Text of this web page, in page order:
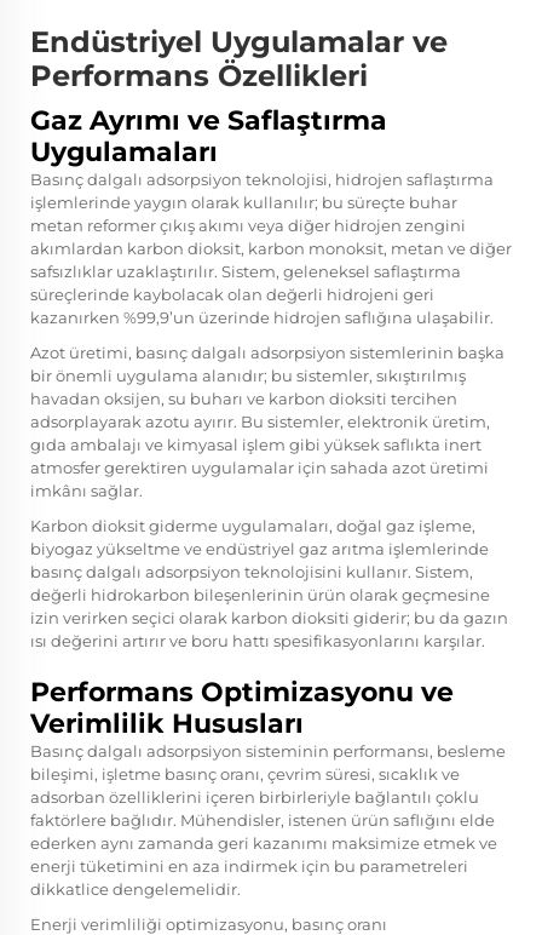
Endüstriyel Uygulamalar ve
Performans Özellikleri
Gaz Ayrımı ve Saflaştırma
Uygulamaları
Basınç dalgalı adsorpsiyon teknolojisi, hidrojen saflaştırma
işlemlerinde yaygın olarak kullanılır; bu süreçte buhar
metan reformer çıkış akımı veya diğer hidrojen zengini
akımlardan karbon dioksit, karbon monoksit, metan ve diğer
safsızlıklar uzaklaştırılır. Sistem, geleneksel saflaştırma
süreçlerinde kaybolacak olan değerli hidrojeni geri
kazanırken %99,9’un üzerinde hidrojen saflığına ulaşabilir.
Azot üretimi, basınç dalgalı adsorpsiyon sistemlerinin başka
bir önemli uygulama alanıdır; bu sistemler, sıkıştırılmış
havadan oksijen, su buharı ve karbon dioksiti tercihen
adsorplayarak azotu ayırır. Bu sistemler, elektronik üretim,
gıda ambalajı ve kimyasal işlem gibi yüksek saflıkta inert
atmosfer gerektiren uygulamalar için sahada azot üretimi
imkânı sağlar.
Karbon dioksit giderme uygulamaları, doğal gaz işleme,
biyogaz yükseltme ve endüstriyel gaz arıtma işlemlerinde
basınç dalgalı adsorpsiyon teknolojisini kullanır. Sistem,
değerli hidrokarbon bileşenlerinin ürün olarak geçmesine
izin verirken seçici olarak karbon dioksiti giderir; bu da gazın
ısı değerini artırır ve boru hattı spesifikasyonlarını karşılar.
Performans Optimizasyonu ve
Verimlilik Hususları
Basınç dalgalı adsorpsiyon sisteminin performansı, besleme
bileşimi, işletme basınç oranı, çevrim süresi, sıcaklık ve
adsorban özelliklerini içeren birbirleriyle bağlantılı çoklu
faktörlere bağlıdır. Mühendisler, istenen ürün saflığını elde
ederken aynı zamanda geri kazanımı maksimize etmek ve
enerji tüketimini en aza indirmek için bu parametreleri
dikkatlice dengelemelidir.
Enerji verimliliği optimizasyonu, basınç oranı